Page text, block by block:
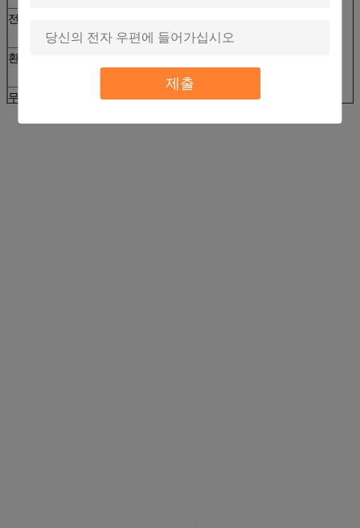
제출
전력 소비
첨단: 200mA
환경
저장: -25℃~80℃, 0~95% RH (비 집광)
무게
200g에 관하여